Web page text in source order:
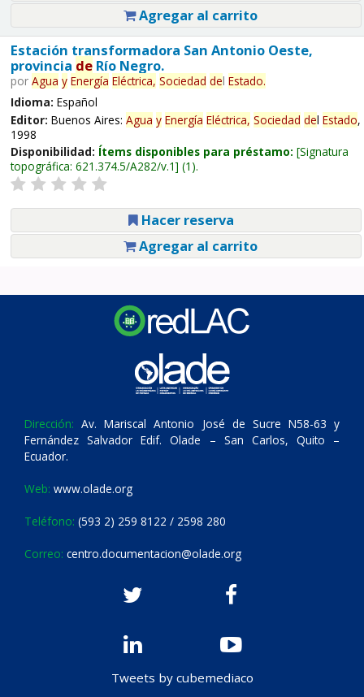
Agregar al carrito
Estación transformadora San Antonio Oeste,
provincia deRío Negro.
por Agua y Energía Eléctrica, Sociedad del Estado.
Idioma: Español
Editor: Buenos Aires: Agua y Energía Eléctrica, Sociedad del Estado,
1998
Disponibilidad: Ítems disponibles para préstamo: Signatura
topográfica: 621.374.5/A282/v.1 (1).
Hacer reserva
Agregar al carrito
Dirección: Av. Mariscal Antonio José de Sucre N58-63 y
Fernández Salvador Edif. Olade – San Carlos, Quito –
Ecuador.
Web: www.olade.org
Teléfono: (593 2) 259 8122 / 2598 280
Correo: centro.documentacion@olade.org
Tweets by cubemediaco